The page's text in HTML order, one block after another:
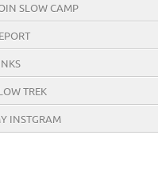
SLOW CAMP
TREK
INSTGRAM